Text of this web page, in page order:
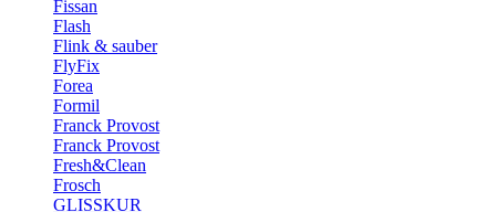
Fissan
Flash
Flink & sauber
FlyFix
Forea
Formil
Franck Provost
Franck Provost
Fresh&Clean
Frosch
GLISSKUR